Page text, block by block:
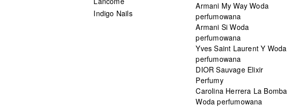
Indigo Nails
Armani My Way Woda
perfumowana
Armani Si Woda
perfumowana
Yves Saint Laurent Y Woda
perfumowana
DIOR Sauvage Elixir
Perfumy
Carolina Herrera La Bomba
Woda perfumowana